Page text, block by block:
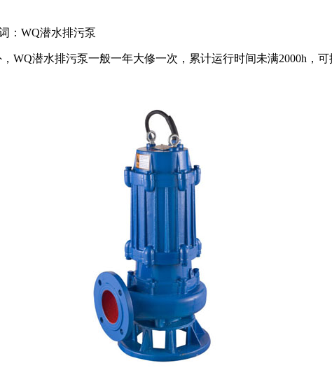
：WQ潜水排污泵
，WQ潜水排污泵一般一年大修一次，累计运行时间未满2000h，